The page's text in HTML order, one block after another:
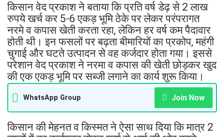
किसान वेद प्रकाश ने बताया कि प्रति वर्ष डेढ़ से 2 लाख
रुपये खर्च कर 5-6 एकड़ भूमि ठेके पर लेकर परंपरागत
नरमे व कपास खेती करता रहा, लेकिन हर वर्ष कम पैदावार
होती थी। इन फसलों पर बढ़ता बीमारियों का प्रकोप, महंगी
चुगाई और घटते उत्पादन से वह कर्जदार होता गया। इससे
परेशान वेद प्रकाश ने नरमा व कपास की खेती छोड़कर खुद
की एक एकड़ भूमि पर सब्जी लगाने का कार्य शुरू किया।
WhatsApp Group Join Now
किसान की मेहनत व किस्मत ने ऐसा साथ दिया कि मात्र 2